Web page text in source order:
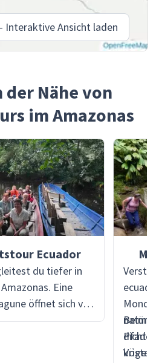
Interaktive Ansicht laden
Nähe von
im Amazonas
Ecuador
du tiefer in
Eine
öffnet sich vor
umgeben von
Beim
Pfade
Vögel